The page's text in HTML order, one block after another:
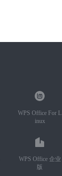
WPS Office For L
inux
WPS Office 企业
版